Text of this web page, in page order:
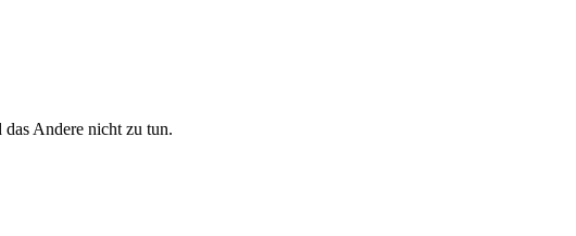
Andere nicht zu tun.